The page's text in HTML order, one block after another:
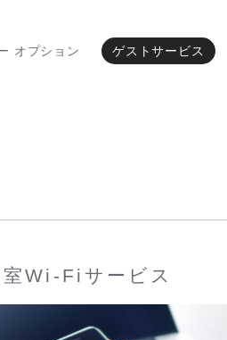
オプション ゲストサービス
室Wi-Fiサービス